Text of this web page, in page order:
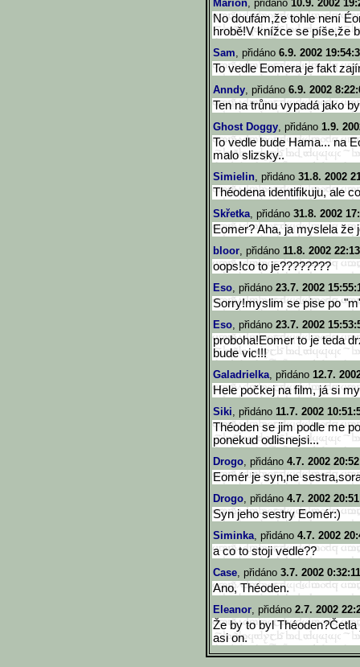
Marion, přidáno 10.9. 2002
No doufám,že tohle není
hrobě!V knížce se píše,že
Sam, přidáno 6.9. 2002
To vedle Eomera je fakt
Anndy, přidáno 6.9. 2002
Ten na trůnu vypadá jako
Ghost Doggy, přidáno 1.9.
To vedle bude Hama... na
malo slizsky..
Simielin, přidáno 31.8. 2002
Théodena identifikuju, ale
Skřetka, přidáno 31.8. 2002
Eomer? Aha, ja myslela že
bloor, přidáno 11.8. 2002
oops!co to je????????
Eso, přidáno 23.7. 2002
Sorry!myslim se pise po
Eso, přidáno 23.7. 2002
proboha!Eomer to je teda
bude vic!!!
Galadrielka, přidáno 12.7.
Hele počkej na film, já si
Siki, přidáno 11.7. 2002
Théoden se jim podle me
ponekud odlisnejsi...
Drogo, přidáno 4.7. 2002
Eomér je syn,ne
Drogo, přidáno 4.7. 2002
Syn jeho sestry Eomér:)
Siminka, přidáno 4.7. 2002
a co to stoji vedle??
Case, přidáno 3.7. 2002 0:32:11
Ano, Théoden.
Eleanor, přidáno 2.7. 2002
Že by to byl
asi on.